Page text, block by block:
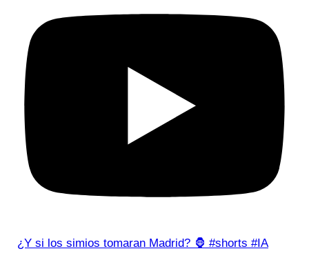
¿Y si los simios tomaran Madrid? 🦍 #shorts #IA